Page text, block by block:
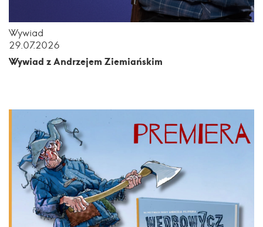
Wywiad
29.07.2026
Wywiad z Andrzejem Ziemiańskim